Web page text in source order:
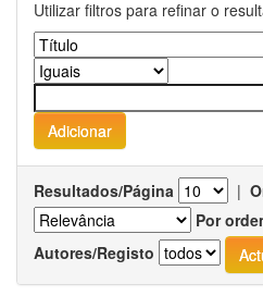
Utilizar filtros para refinar o
Resultados/Página |
Por
Autores/Registo